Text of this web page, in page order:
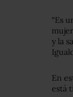
“Es
y la
En
está